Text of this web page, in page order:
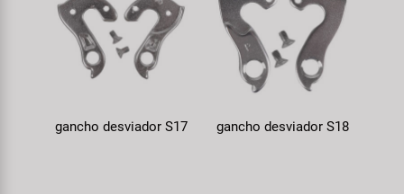
gancho desviador S17 gancho desviador S18